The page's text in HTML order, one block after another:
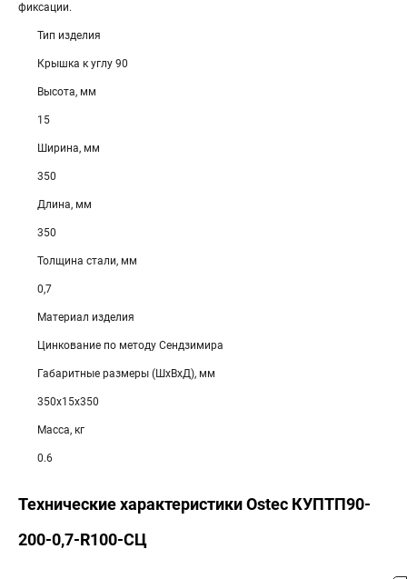
фиксации.
Тип изделия
Крышка к углу 90
Высота, мм
15
Ширина, мм
350
Длина, мм
350
Толщина стали, мм
0,7
Материал изделия
Цинкование по методу Сендзимира
Габаритные размеры (ШхВхД), мм
350х15х350
Масса, кг
0.6
Технические характеристики Ostec КУПТП90-
200-0,7-R100-СЦ